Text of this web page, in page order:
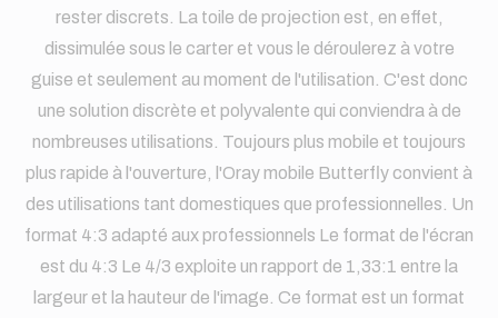
rester discrets. La toile de projection est, en effet,
dissimulée sous le carter et vous le déroulerez à votre
guise et seulement au moment de l'utilisation. C'est donc
une solution discrète et polyvalente qui conviendra à de
nombreuses utilisations. Toujours plus mobile et toujours
plus rapide à l'ouverture, l'Oray mobile Butterfly convient à
des utilisations tant domestiques que professionnelles. Un
format 4:3 adapté aux professionnels Le format de l'écran
est du 4:3 Le 4/3 exploite un rapport de 1,33:1 entre la
largeur et la hauteur de l'image. Ce format est un format